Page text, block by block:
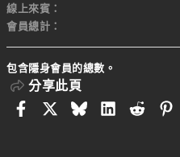
線上來賓
會員總計
包含隱身會員的總數。
分享此頁
FacebookBlueskyLinkedIn
Reddit